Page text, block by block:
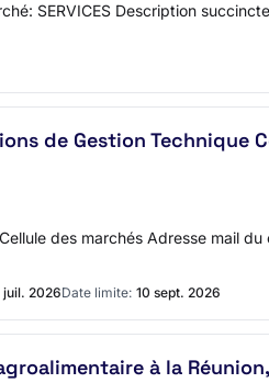
SERVICES Description
de Gestion Technique
des marchés Adresse mail
juil. 2026Date limite: 10 sept. 2026
à la